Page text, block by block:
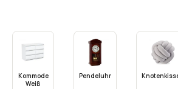
Kommode
Weiß
Pendeluhr